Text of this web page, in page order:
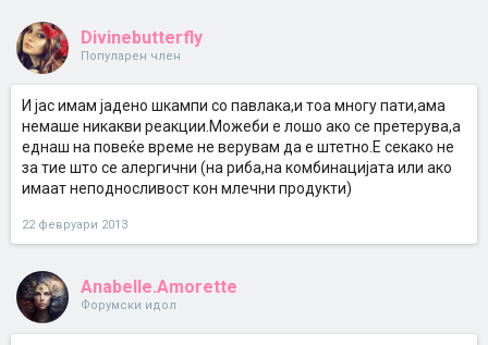
Divinebutterfly
Популарен член
И јас имам јадено шкампи со павлака,и тоа многу пати,ама
немаше никакви реакции.Можеби е лошо ако се претерува,а
еднаш на повеќе време не верувам да е штетно.Е секако не
за тие што се алергични (на риба,на комбинацијата или ако
имаат неподносливост кон млечни продукти)
22 февруари 2013
Anabelle.Amorette
Форумски идол